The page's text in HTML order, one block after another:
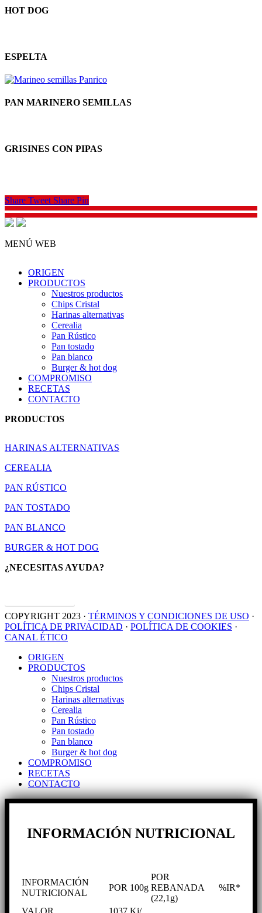
HOT DOG
ESPELTA
PAN MARINERO SEMILLAS
GRISINES CON PIPAS
Share Tweet Share Pin
MENÚ WEB
ORIGEN
PRODUCTOS
Nuestros productos
Chips Cristal
Harinas alternativas
Cerealia
Pan Rústico
Pan tostado
Pan blanco
Burger & hot dog
COMPROMISO
RECETAS
CONTACTO
PRODUCTOS
HARINAS ALTERNATIVAS
CEREALIA
PAN RÚSTICO
PAN TOSTADO
PAN BLANCO
BURGER & HOT DOG
¿NECESITAS AYUDA?
COPYRIGHT 2023 · TÉRMINOS Y CONDICIONES DE USO ·
POLÍTICA DE PRIVACIDAD · POLÍTICA DE COOKIES ·
CANAL ÉTICO
Close
Menu
ORIGEN
PRODUCTOS
Nuestros productos
Chips Cristal
Harinas alternativas
Cerealia
Pan Rústico
Pan tostado
Pan blanco
Burger & hot dog
COMPROMISO
RECETAS
CONTACTO
INFORMACIÓN NUTRICIONAL
INFORMACIÓN
NUTRICIONAL
POR 100g
POR
REBANADA
(22,1g)
%IR*